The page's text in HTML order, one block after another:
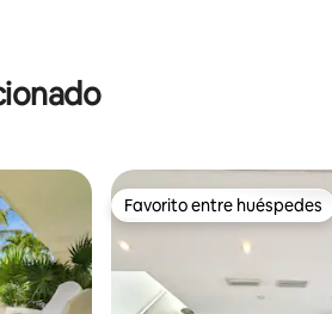
Favorito entre huéspedes
Favorito entre huéspedes